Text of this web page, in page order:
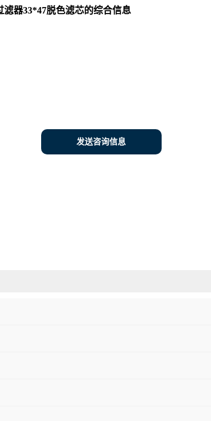
滤器33*47脱色滤芯的综合信息
发送咨询信息